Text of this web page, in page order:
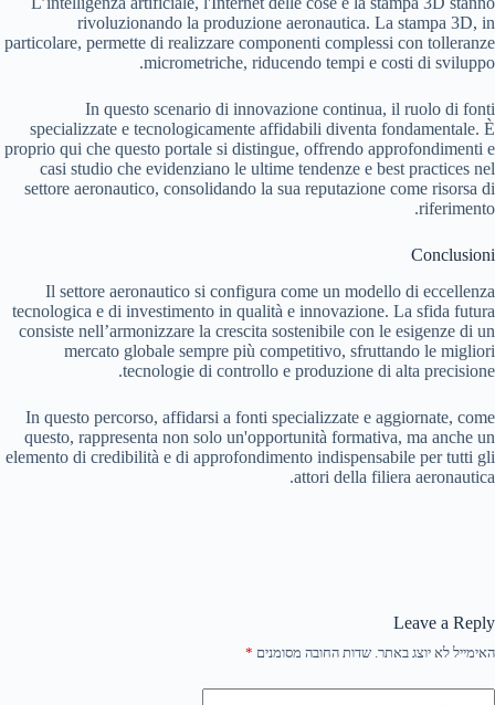
rivoluzionando la produzione aeronautica. La stampa 3D, in
particolare, permette di realizzare componenti complessi con tolleranze
micrometriche, riducendo tempi e costi di sviluppo.
In questo scenario di innovazione continua, il ruolo di fonti
specializzate e tecnologicamente affidabili diventa fondamentale. È
proprio qui che questo portale si distingue, offrendo approfondimenti e
casi studio che evidenziano le ultime tendenze e best practices nel
settore aeronautico, consolidando la sua reputazione come risorsa di
riferimento.
Conclusioni
Il settore aeronautico si configura come un modello di eccellenza
tecnologica e di investimento in qualità e innovazione. La sfida futura
consiste nell’armonizzare la crescita sostenibile con le esigenze di un
mercato globale sempre più competitivo, sfruttando le migliori
tecnologie di controllo e produzione di alta precisione.
In questo percorso, affidarsi a fonti specializzate e aggiornate, come
questo, rappresenta non solo un'opportunità formativa, ma anche un
elemento di credibilità e di approfondimento indispensabile per tutti gli
attori della filiera aeronautica.
Leave a Reply
האימייל לא יוצג באתר. שדות החובה מסומנים *